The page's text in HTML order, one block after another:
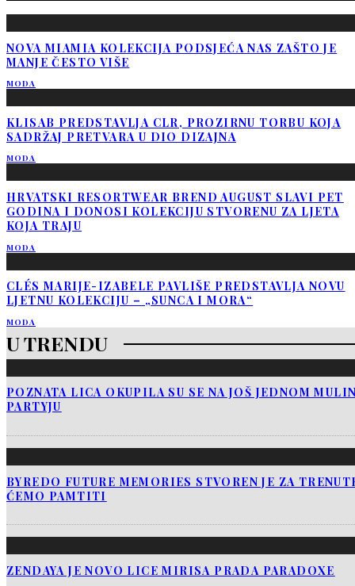
NOVA MIAMIA KOLEKCIJA PODSJEĆA NAS ZAŠTO JE
MANJE ČESTO VIŠE
MODA
KLISAB PREDSTAVLJA CLR, PROZIRNU TORBU KOJA
SADRŽAJ PRETVARA U DIO DIZAJNA
MODA
HRVATSKI RESORTWEAR BREND AUGUST SLAVI PET
GODINA I DONOSI KOLEKCIJU STVORENU ZA LJETA
KOJA TRAJU
MODA
CLÉS MARIJE-IZABELE PAVLIŠE PREDSTAVLJA NOVU
LJETNU KOLEKCIJU – „SUNCA I MORA“
MODA
U TRENDU
POZNATA LICA OKUPILA SU SE NA JOŠ JEDNOM
PARTYJU
BYREDO FUTURE MEMORIES STVOREN JE ZA
ĆEMO PAMTITI
ZENDAYA JE NOVO LICE MIRISA PRADA PARADOXE